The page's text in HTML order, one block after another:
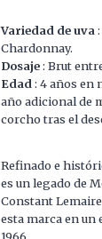
Variedad de uva
Chardonnay.
Dosaje: Brut
Edad : 4 años en
año adicional de
corcho tras el
Refinado e
es un legado de
Constant
esta marca en
1966.